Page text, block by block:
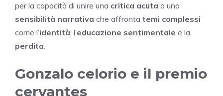
per la capacità di unire una critica acuta a una
sensibilità narrativa che affronta temi complessi
come l’identità, l’educazione sentimentale e la
perdita.
Gonzalo celorio e il premio
cervantes